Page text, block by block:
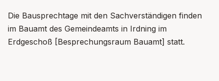
Die Bausprechtage mit den Sachverständigen finden
im Bauamt des Gemeindeamts in Irdning im
Erdgeschoß [Besprechungsraum Bauamt] statt.